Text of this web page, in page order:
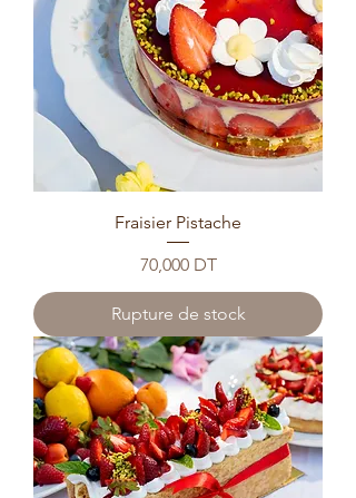
Fraisier Pistache
Prix
70,000 DT
Rupture de stock